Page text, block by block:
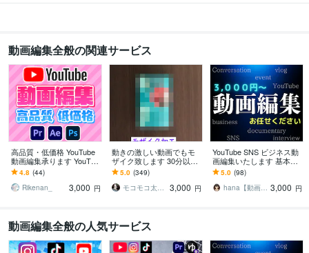
動画編集全般の関連サービス
高品質・低価格 YouTube
動画編集承ります YouTub
e・Instagram・TIkTok対
応！
4.8 (44)
Rikenan_
3,000 円
動きの激しい動画でもモ
ザイク致します 30分以内
なら1日で完了！60分以上
の動画も対応できます！
5.0 (349)
モコモコ太郎 広告代理店仕込み
3,000 円
YouTube SNS ビジネス動
画編集いたします 基本を
大切に分かりやすく丁寧
に対応させていただきま
す！
5.0 (98)
hana【動画編集】 3,000 円
動画編集全般の人気サービス